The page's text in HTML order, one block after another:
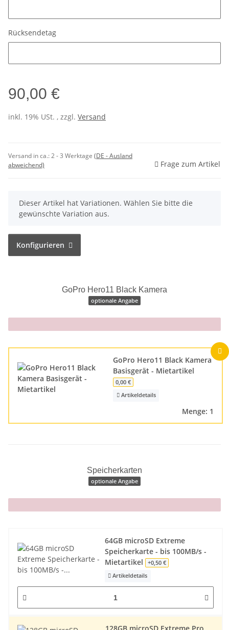
Rücksendetag
90,00 €
inkl. 19% USt. , zzgl. Versand
Versand in ca.:2 - 3 Werktage (DE - Ausland
abweichend)
Frage zum Artikel
x
Dieser Artikel hat Variationen. Wählen Sie bitte die
gewünschte Variation aus.
Konfigurieren
GoPro Hero11 Black Kamera
optionale Angabe
x
GoPro Hero11 Black Kamera
Basisgerät - Mietartikel
0,00 €
Artikeldetails
Menge: 1
Speicherkarten
optionale Angabe
x
64GB microSD Extreme
Speicherkarte - bis 100MB/s -
Mietartikel
+0,50 €
Artikeldetails